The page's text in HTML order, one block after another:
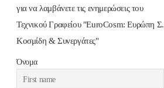
για να λαμβάνετε τις ενημερώσεις του
Τεχνικού Γραφείου "EuroCosm: Ευρώπη Σ.
Κοσμίδη & Συνεργάτες"
Όνομα